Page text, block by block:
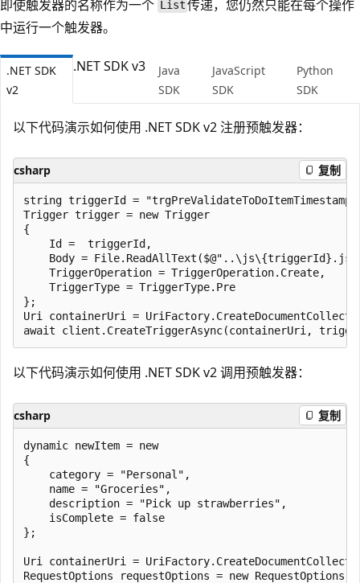
即使触发器的名称作为一个 List 传递，您仍然只能在每个操作
中运行一个触发器。
.NET SDK
v2
.NET SDK v3
Java
SDK
JavaScript
SDK
Python
SDK
以下代码演示如何使用 .NET SDK v2 注册预触发器：
csharp 复制
string triggerId =
Trigger trigger = new Trigger
{
    Id =  triggerId,
Body =
    TriggerOperation = TriggerOperation.Create,
    TriggerType = TriggerType.Pre
};
Uri containerUri =
以下代码演示如何使用 .NET SDK v2 调用预触发器：
csharp 复制
dynamic newItem = new
{
    category = "Personal",
    name = "Groceries",
    description = "Pick up strawberries",
    isComplete = false
};
Uri containerUri =
RequestOptions requestOptions = new